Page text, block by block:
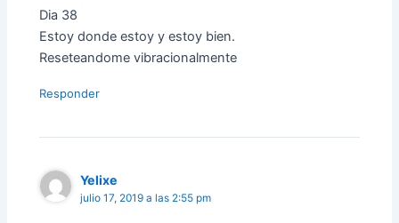
Dia 38
Estoy donde estoy y estoy bien.
Reseteandome vibracionalmente
Responder
Yelixe
julio 17, 2019 a las 2:55 pm